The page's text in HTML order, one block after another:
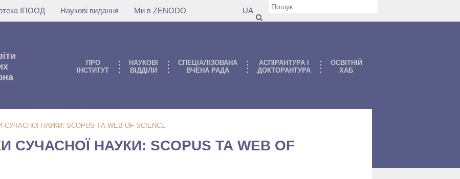
ІПООД Наукові видання Ми в ZENODO UA
ПРО
IНСТИТУТ
НАУКОВI
ВIДДIЛИ
СПЕЦІАЛІЗОВАНА
ВЧЕНА РАДА
АСПIРАНТУРА I
ДОКТОРАНТУРА
ОСВІТНІЙ
ХАБ
НАУКИ: SCOPUS ТА WEB OF SCIENCE
СУЧАСНОЇ НАУКИ: SCOPUS ТА WEB OF